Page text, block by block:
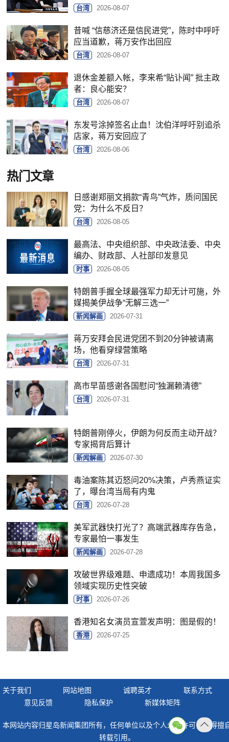
台湾 2026-08-07
昔喊 “信慈济还是信民进党”，陈时中呼吁
应当道歉，蒋万安作出回应
台湾 2026-08-07
退休金差额入帐，李来希“贴讣闻” 批主政
者：良心能安？
台湾 2026-08-07
东发号涂掉签名止血！沈伯洋呼吁别追杀
店家，蒋万安回应了
台湾 2026-08-06
热门文章
日感谢郑丽文捐款“青鸟”气炸，质问国民
党：为什么不反日？
台湾 2026-08-05
最高法、中央组织部、中央政法委、中央
编办、财政部、人社部印发意见
时事 2026-08-05
特朗普手握全球最强军力却无计可施，外
媒揭美伊战争“无解三选一”
新闻解画 2026-07-31
蒋万安拜会民进党团不到20分钟被请离
场，他看穿绿营策略
台湾 2026-07-31
高市早苗感谢各国慰问“独漏赖清德”
台湾 2026-07-31
特朗普刚停火，伊朗为何反而主动开战？
专家揭背后算计
新闻解画 2026-07-30
毒油案陈其迈怒问20%决策，卢秀燕证实
了，曝台湾当局有内鬼
台湾 2026-07-28
美军武器快打光了？高端武器库存告急，
专家最怕一事发生
新闻解画 2026-07-28
攻破世界级难题、申遗成功！本周我国多
领域实现历史性突破
时事 2026-07-26
香港知名女演员宣萱发声明：图是假的！
香港 2026-07-25
关于我们 网站地图 诚聘英才
联系方式
意见反馈
隐私保护 新媒体矩阵
本网站内容归星岛新闻集团所有，任何单位以及个人未经许可，不得擅
转载引用。